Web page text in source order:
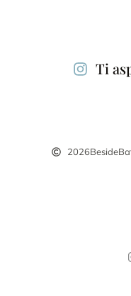
Ti
2026